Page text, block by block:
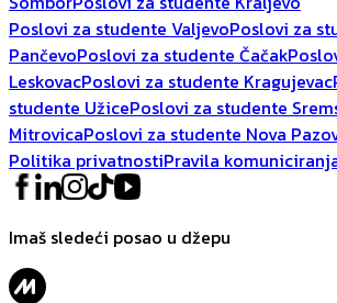
Poslovi za studente ValjevoPoslovi za
PančevoPoslovi za studente Čačak
LeskovacPoslovi za studente Kragujevac
studente UžicePoslovi za studente
MitrovicaPoslovi za studente Nova
Politika privatnostiPravila
Imaš sledeći posao u džepu